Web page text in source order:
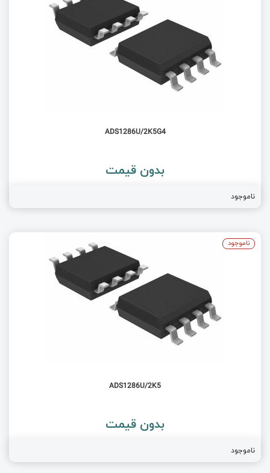
ADS1286U/2K5G4
بدون قیمت
ناموجود
ADS1286U/2K5
بدون قیمت
ناموجود
ناموجود